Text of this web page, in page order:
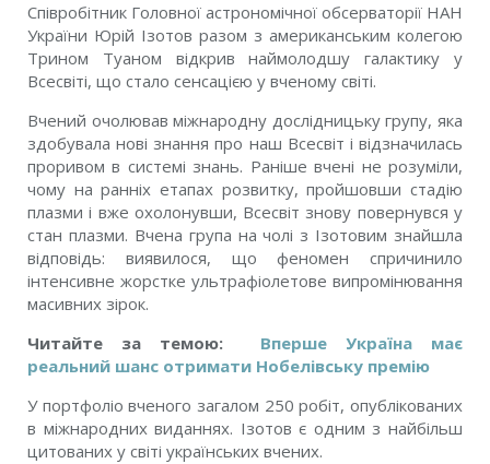
Співробітник Головної астрономічної обсерваторії НАН
України Юрій Ізотов разом з американським колегою
Трином Туаном відкрив наймолодшу галактику у
Всесвіті, що стало сенсацією у вченому світі.
Вчений очолював міжнародну дослідницьку групу, яка
здобувала нові знання про наш Всесвіт і відзначилась
проривом в системі знань. Раніше вчені не розуміли,
чому на ранніх етапах розвитку, пройшовши стадію
плазми і вже охолонувши, Всесвіт знову повернувся у
стан плазми. Вчена група на чолі з Ізотовим знайшла
відповідь: виявилося, що феномен спричинило
інтенсивне жорстке ультрафіолетове випромінювання
масивних зірок.
Читайте за темою: Вперше Україна має
реальний шанс отримати Нобелівську премію
У портфоліо вченого загалом 250 робіт, опублікованих
в міжнародних виданнях. Ізотов є одним з найбільш
цитованих у світі українських вчених.